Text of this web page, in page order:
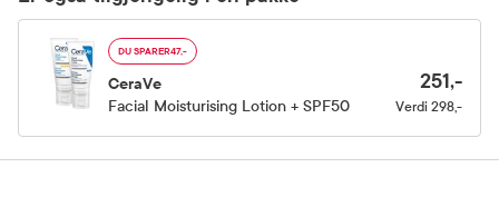
DU SPARER47,-
CeraVe
Facial Moisturising Lotion + SPF50
251,-
Verdi 298,-